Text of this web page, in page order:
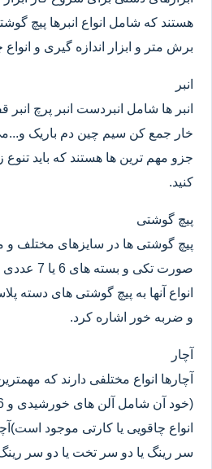
هستند که شامل انواع انبرها پیچ
برش متر و ابزار اندازه گیری و
انبر
انبر ها شامل انبردست انبر پرچ انبر
خار جمع کن سیم چین دم باریک
جزو مهم ترین ها هستند که باید تنوع
کنید.
پیچ گوشتی
پیچ گوشتی ها در سایزهای مختلف
صورت تکی و
انواع آنها به پیچ گوشتی های دسته
و ضربه خور اشاره کرد.
آچار
آچارها انواع مختلفی دارند که
انواع چاقویی یا کارتی موجود
سر رینگ یا دو سر تخت یا دو سر